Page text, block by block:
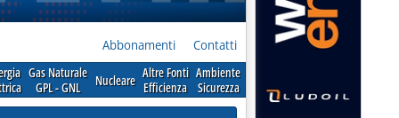
Abbonamenti Contatti
Gas Naturale
GPL - GNL
Nucleare Altre Fonti
Efficienza
Ambiente
Sicurezza